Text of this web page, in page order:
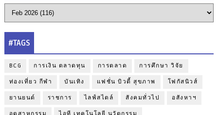
#TAGS
BCG การเงิน ตลาดทุน การตลาด การศึกษา วิจัย
ท่องเที่ยว กีฬา บันเทิง แฟชั่น บิวตี้ สุขภาพ โฟกัสนิวส์
ยานยนต์ ราชการ ไลฟ์สไตล์ สังคมทั่วไป อสังหาฯ